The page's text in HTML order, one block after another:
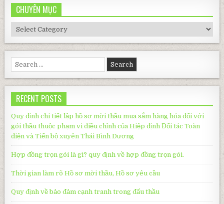
CHUYÊN MỤC
CHUYÊN
MỤC
Search
for:
RECENT POSTS
Quy định chi tiết lập hồ sơ mời thầu mua sắm hàng hóa đối với
gói thầu thuộc phạm vi điều chỉnh của Hiệp định Đối tác Toàn
diện và Tiến bộ xuyên Thái Bình Dương
Hợp đồng trọn gói là gì? quy định về hợp đồng trọn gói.
Thời gian làm rõ Hồ sơ mời thầu, Hồ sơ yêu cầu
Quy định về bảo đảm cạnh tranh trong đấu thầu